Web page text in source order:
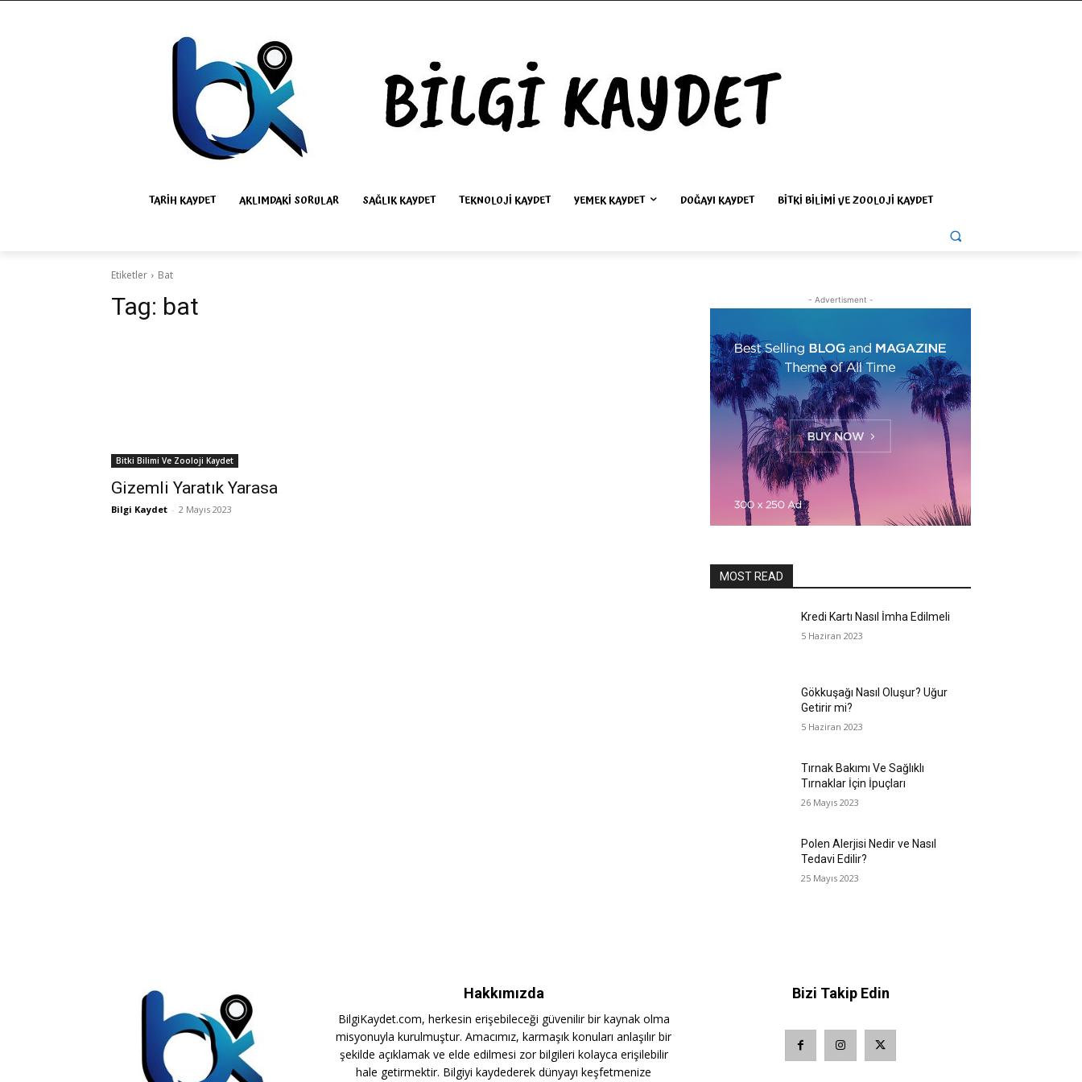
TARIH KAYDET AKLIMDAKI SORULAR SAĞLIK KAYDET TEKNOLOJI KAYDET YEMEK KAYDET DOĞAYI KAYDET BITKI BILIMI VE ZOOLOJI KAYDET
Etiketler Bat
Tag: bat
Bitki Bilimi Ve Zooloji Kaydet
Gizemli Yaratık Yarasa
Bilgi Kaydet - 2 Mayıs 2023
- Advertisment -
MOST READ
Kredi Kartı Nasıl İmha Edilmeli
5 Haziran 2023
Gökkuşağı Nasıl Oluşur? Uğur
Getirir mi?
5 Haziran 2023
Tırnak Bakımı Ve Sağlıklı
Tırnaklar İçin İpuçları
26 Mayıs 2023
Polen Alerjisi Nedir ve Nasıl
Tedavi Edilir?
25 Mayıs 2023
Hakkımızda
BilgiKaydet.com, herkesin erişebileceği güvenilir bir kaynak olma
misyonuyla kurulmuştur. Amacımız, karmaşık konuları anlaşılır bir
şekilde açıklamak ve elde edilmesi zor bilgileri kolayca erişilebilir
hale getirmektir. Bilgiyi kaydederek dünyayı keşfetmenize
Bizi Takip Edin